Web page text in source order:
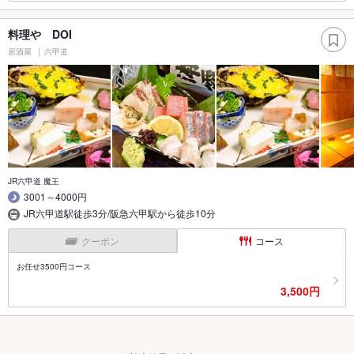
料理や DOI
居酒屋 六甲道
JR六甲道 魔王
3001～4000円
JR六甲道駅徒歩3分/阪急六甲駅から徒歩10分
クーポン コース
お任せ3500円コース
3,500円